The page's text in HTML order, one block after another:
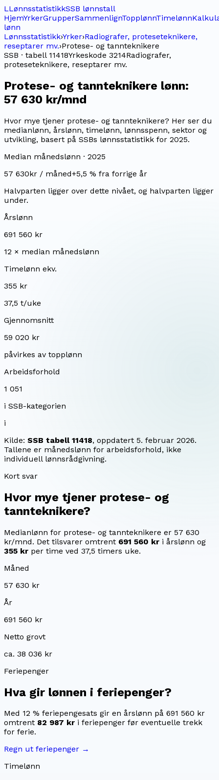
LLønnsstatistikkSSB lønnstall
HjemYrkerGrupperSammenlignTopplønnTimelønn
lønn
Lønnsstatistikk›Yrker›Radiografer, proteseteknikere,
reseptarer mv.›Protese- og tannteknikere
SSB · tabell 11418Yrkeskode 3214Radiografer,
proteseteknikere, reseptarer mv.
Protese- og tannteknikere lønn:
57 630 kr/mnd
Hvor mye tjener protese- og tannteknikere? Her ser du
medianlønn, årslønn, timelønn, lønnsspenn, sektor og
utvikling, basert på SSBs lønnsstatistikk for 2025.
Median månedslønn · 2025
57 630kr / måned+5,5 % fra forrige år
Halvparten ligger over dette nivået, og halvparten ligger
under.
Årslønn
691 560 kr
12 × median månedslønn
Timelønn ekv.
355 kr
37,5 t/uke
Gjennomsnitt
59 020 kr
påvirkes av topplønn
Arbeidsforhold
1 051
i SSB-kategorien
i
Kilde: SSB tabell 11418, oppdatert 5. februar 2026.
Tallene er månedslønn for arbeidsforhold, ikke
individuell lønnsrådgivning.
Kort svar
Hvor mye tjener protese- og
tannteknikere?
Medianlønn for protese- og tannteknikere er 57 630
kr/mnd. Det tilsvarer omtrent 691 560 kr i årslønn og
355 kr per time ved 37,5 timers uke.
Måned
57 630 kr
År
691 560 kr
Netto grovt
ca. 38 036 kr
Feriepenger
Hva gir lønnen i feriepenger?
Med 12 % feriepengesats gir en årslønn på 691 560 kr
omtrent 82 987 kr i feriepenger før eventuelle trekk
for ferie.
Regn ut feriepenger →
Timelønn